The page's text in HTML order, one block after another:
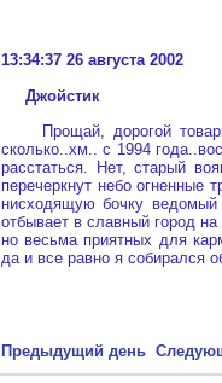
13:34:37 26 августа 2002
Джойстик
Прощай, дорогой
сколько..хм.. с 1994
расстаться. Нет, старый
перечеркнут небо огненные
нисходящую бочку ведомый
отбывает в славный город
но весьма приятных для
да и все равно я собирался
Предыдущий день